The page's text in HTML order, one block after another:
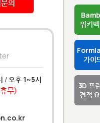
위키
가이
3D 프
견적
의
/오후 1~5시
무)